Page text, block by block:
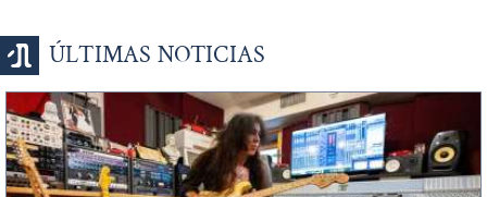
ÚLTIMAS NOTICIAS